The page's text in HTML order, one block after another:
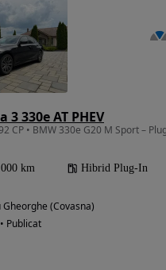
3 330e AT PHEV
km Hibrid Plug-In
Gheorghe (Covasna)
Publicat